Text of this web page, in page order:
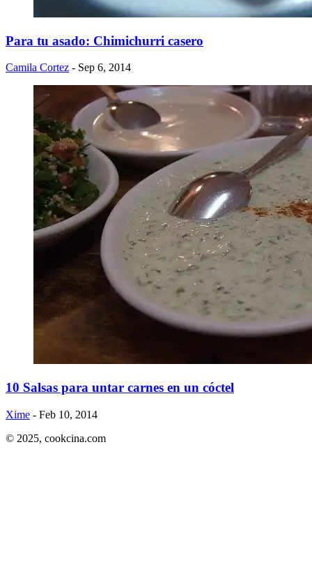
Para tu asado: Chimichurri casero
Camila Cortez - Sep 6, 2014
10 Salsas para untar carnes en un cóctel
Xime - Feb 10, 2014
© 2025, cookcina.com